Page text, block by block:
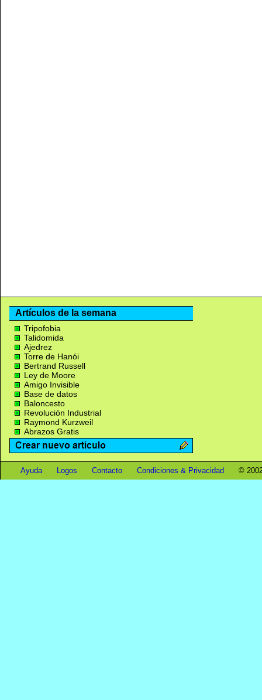
Artículos de la semana
Tripofobia
Talidomida
Ajedrez
Torre de Hanói
Bertrand Russell
Ley de Moore
Amigo Invisible
Base de datos
Baloncesto
Revolución Industrial
Raymond Kurzweil
Abrazos Gratis
Ayuda Logos Contacto Condiciones & Privacidad ©